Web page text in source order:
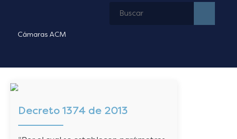
Cámaras ACM
Decreto 1374 de 2013